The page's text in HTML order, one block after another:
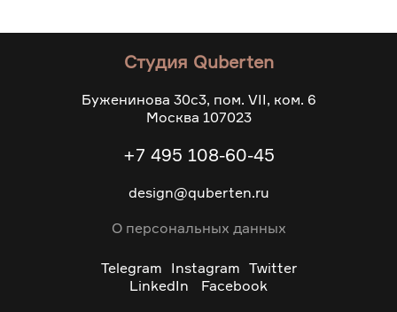
Студия Quberten
Буженинова 30с3, пом. VII, ком. 6
Москва 107023
+7 495 108-60-45
design@quberten.ru
О персональных данных
Telegram Instagram Twitter
LinkedIn
Facebook